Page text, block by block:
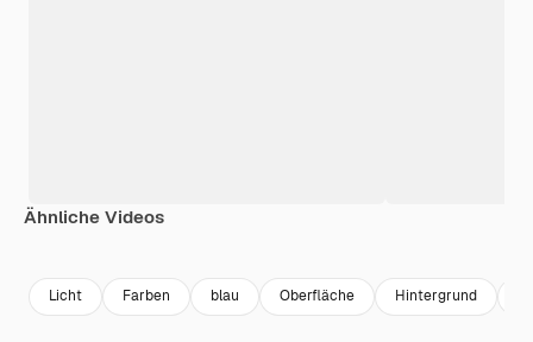
Ähnliche Videos
Licht Farben blau Oberfläche Hintergrund